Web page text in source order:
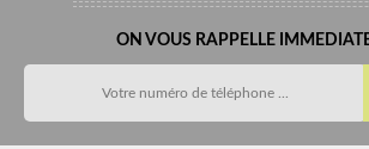
ON VOUS RAPPELLE